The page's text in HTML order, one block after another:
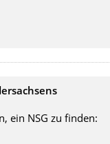
ein NSG zu finden: